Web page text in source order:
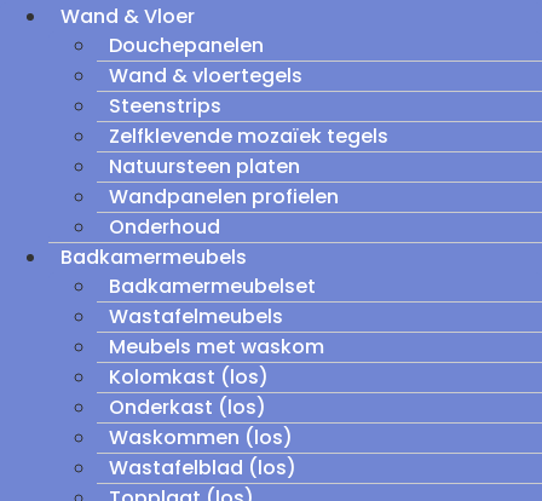
Wand & Vloer
Douchepanelen
Wand & vloertegels
Steenstrips
Zelfklevende mozaïek tegels
Natuursteen platen
Wandpanelen profielen
Onderhoud
Badkamermeubels
Badkamermeubelset
Wastafelmeubels
Meubels met waskom
Kolomkast (los)
Onderkast (los)
Waskommen (los)
Wastafelblad (los)